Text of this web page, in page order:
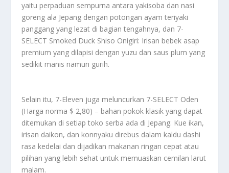
yaitu perpaduan sempurna antara yakisoba dan nasi
goreng ala Jepang dengan potongan ayam teriyaki
panggang yang lezat di bagian tengahnya, dan 7-
SELECT Smoked Duck Shiso Onigiri: Irisan bebek asap
premium yang dilapisi dengan yuzu dan saus plum yang
sedikit manis namun gurih.
Selain itu, 7-Eleven juga meluncurkan 7-SELECT Oden
(Harga norma $ 2,80) – bahan pokok klasik yang dapat
ditemukan di setiap toko serba ada di Jepang. Kue ikan,
irisan daikon, dan konnyaku direbus dalam kaldu dashi
rasa kedelai dan dijadikan makanan ringan cepat atau
pilihan yang lebih sehat untuk memuaskan cemilan larut
malam.